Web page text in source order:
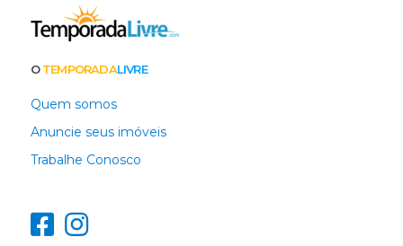
OTEMPORADALIVRE
Quem somos
Anuncie seus imóveis
Trabalhe Conosco